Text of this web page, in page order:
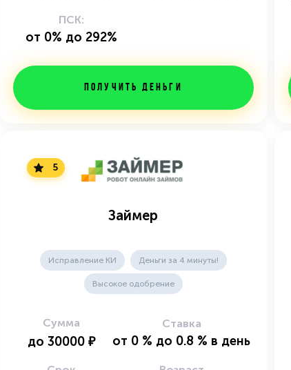
ПСК:
от 0% до 292%
Получить деньги
5
Займер
Исправление КИ Деньги за 4 минуты!
Высокое одобрение
Сумма
до 30000 ₽
Ставка
от 0 % до 0.8 % в день